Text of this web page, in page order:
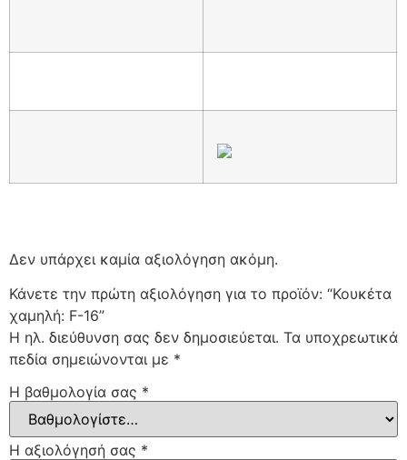
Δεν υπάρχει καμία αξιολόγηση ακόμη.
Κάνετε την πρώτη αξιολόγηση για το προϊόν: “Κουκέτα
χαμηλή: F-16”
Η ηλ. διεύθυνση σας δεν δημοσιεύεται. Τα υποχρεωτικά
πεδία σημειώνονται με *
Η βαθμολογία σας *
Η αξιολόγησή σας *